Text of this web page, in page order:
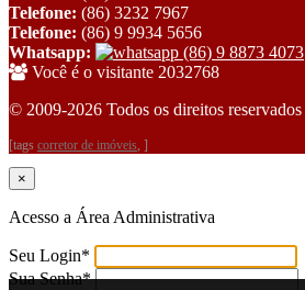
Telefone: (86) 3232 7967
Telefone: (86) 9 9934 5656
Whatsapp:
(86) 9 8873 4073
Você é o visitante 2032768
© 2009-2026 Todos os direitos reservados
[tags corretor de imóveis, ]
×
Acesso a Área Administrativa
Seu Login*
Sua Senha*